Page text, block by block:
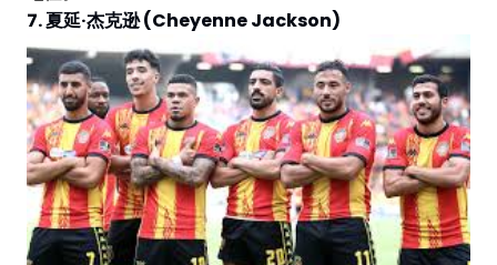
7. 夏延·杰克逊 (Cheyenne Jackson)